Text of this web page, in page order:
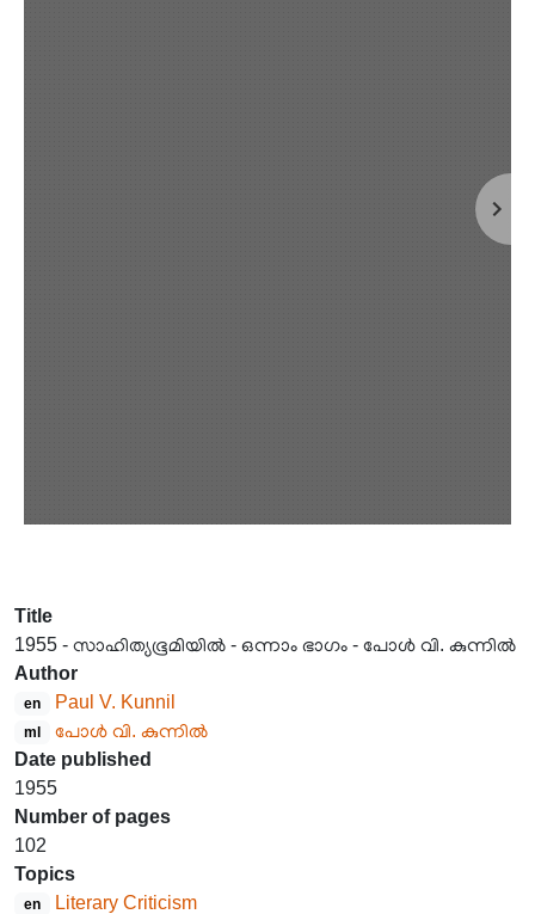
Title
1955 - സാഹിത്യഭൂമിയിൽ - ഒന്നാം ഭാഗം - പോൾ വി. കുന്നിൽ
Author
en Paul V. Kunnil
ml
പോൾ വി. കുന്നിൽ
Date published
1955
Number of pages
102
Topics
en
Literary Criticism